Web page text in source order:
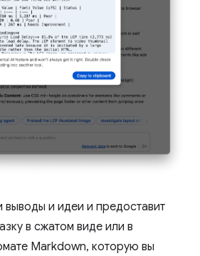
и идеи и предоставит
в сжатом виде или в
Markdown, которую вы